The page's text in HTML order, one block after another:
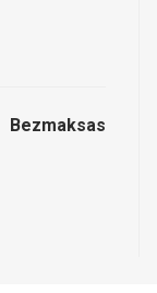
Bezmaksas